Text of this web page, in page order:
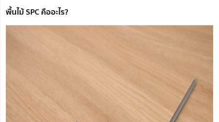
พื้นไม้ SPC คืออะไร?